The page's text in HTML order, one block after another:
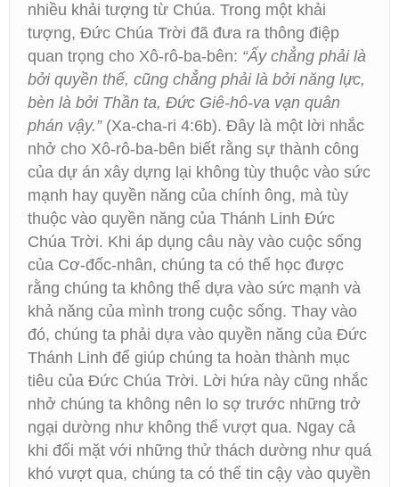
nhiều khải tượng từ Chúa. Trong một khải
tượng, Đức Chúa Trời đã đưa ra thông điệp
quan trọng cho Xô-rô-ba-bên: “Ấy chẳng phải là
bởi quyền thế, cũng chẳng phải là bởi năng lực,
bèn là bởi Thần ta, Đức Giê-hô-va vạn quân
phán vậy.”(Xa-cha-ri 4:6b). Đây là một lời nhắc
nhở cho Xô-rô-ba-bên biết rằng sự thành công
của dự án xây dựng lại không tùy thuộc vào sức
mạnh hay quyền năng của chính ông, mà tùy
thuộc vào quyền năng của Thánh Linh Đức
Chúa Trời. Khi áp dụng câu này vào cuộc sống
của Cơ-đốc-nhân, chúng ta có thể học được
rằng chúng ta không thể dựa vào sức mạnh và
khả năng của mình trong cuộc sống. Thay vào
đó, chúng ta phải dựa vào quyền năng của Đức
Thánh Linh để giúp chúng ta hoàn thành mục
tiêu của Đức Chúa Trời. Lời hứa này cũng nhắc
nhở chúng ta không nên lo sợ trước những trở
ngại dường như không thể vượt qua. Ngay cả
khi đối mặt với những thử thách dường như quá
khó vượt qua, chúng ta có thể tin cậy vào quyền